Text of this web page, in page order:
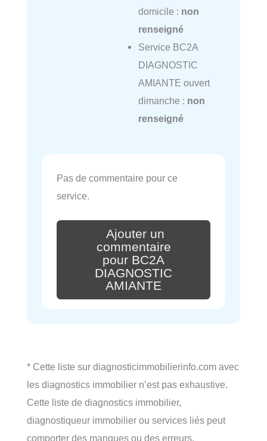
domicile : non
renseigné
Service BC2A
DIAGNOSTIC
AMIANTE ouvert
dimanche : non
renseigné
Pas de commentaire pour ce
service.
Ajouter un
commentaire
pour BC2A
DIAGNOSTIC
AMIANTE
* Cette liste sur diagnosticimmobilierinfo.com avec
les diagnostics immobilier n’est pas exhaustive.
Cette liste de diagnostics immobilier,
diagnostiqueur immobilier ou services liés peut
comporter des manques ou des erreurs.